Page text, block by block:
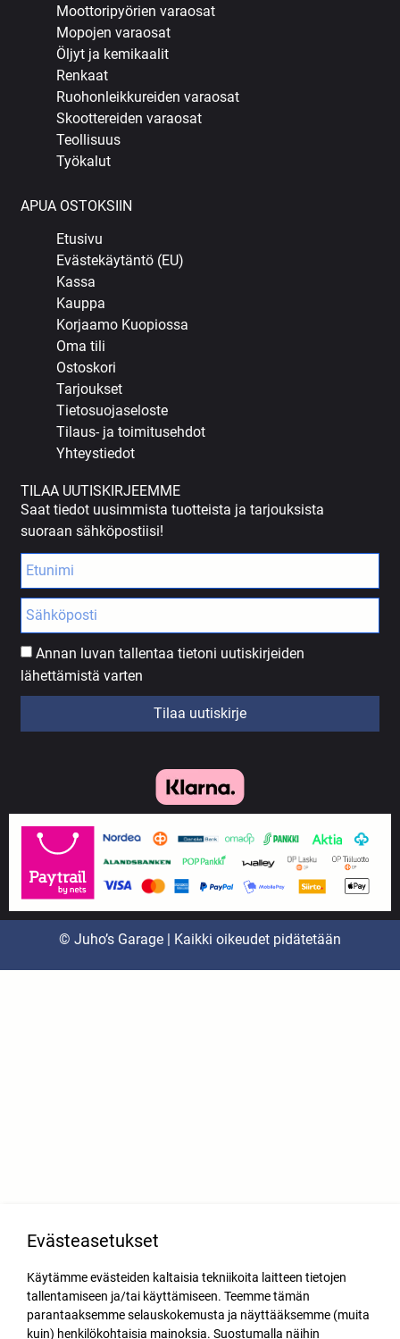
Moottoripyörien varaosat
Mopojen varaosat
Öljyt ja kemikaalit
Renkaat
Ruohonleikkureiden varaosat
Skoottereiden varaosat
Teollisuus
Työkalut
APUA OSTOKSIIN
Etusivu
Evästekäytäntö (EU)
Kassa
Kauppa
Korjaamo Kuopiossa
Oma tili
Ostoskori
Tarjoukset
Tietosuojaseloste
Tilaus- ja toimitusehdot
Yhteystiedot
TILAA UUTISKIRJEEMME
Saat tiedot uusimmista tuotteista ja tarjouksista
suoraan sähköpostiisi!
Annan luvan tallentaa tietoni uutiskirjeiden
lähettämistä varten
Tilaa uutiskirje
© Juho’s Garage | Kaikki oikeudet pidätetään
Evästeasetukset
Käytämme evästeiden kaltaisia tekniikoita laitteen tietojen
tallentamiseen ja/tai käyttämiseen. Teemme tämän
parantaaksemme selauskokemusta ja näyttääksemme (muita
kuin) henkilökohtaisia mainoksia. Suostumalla näihin